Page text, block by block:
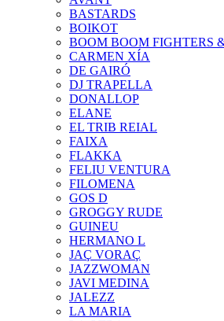
BASTARDS
BOIKOT
BOOM BOOM FIGHTERS
CARMEN XÍA
DE GAIRÓ
DJ TRAPELLA
DONALLOP
ELANE
EL TRIB REIAL
FAIXA
FLAKKA
FELIU VENTURA
FILOMENA
GOS D
GROGGY RUDE
GUINEU
HERMANO L
JAÇ VORAÇ
JAZZWOMAN
JAVI MEDINA
JALEZZ
LA MARIA